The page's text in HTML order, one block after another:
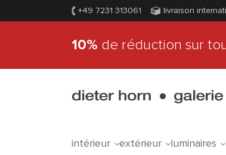
+49 7231 313061 livraison
10% de réduction sur
intérieur extérieur luminaires